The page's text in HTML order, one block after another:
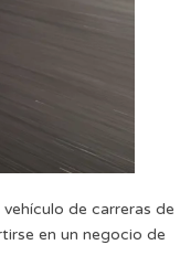
de carreras de
en un negocio de